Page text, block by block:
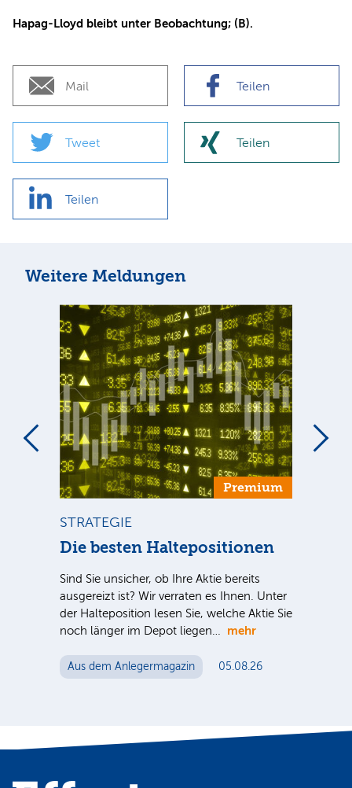
Hapag-Lloyd bleibt unter Beobachtung; (B).
Mail Teilen
Tweet Teilen
Teilen
Weitere Meldungen
Premium
STRATEGIE
Die besten Haltepositionen
Sind Sie unsicher, ob Ihre Aktie bereits
ausgereizt ist? Wir verraten es Ihnen. Unter
der Halteposition lesen Sie, welche Aktie Sie
noch länger im Depot liegen… mehr
Aus dem Anlegermagazin 05.08.26